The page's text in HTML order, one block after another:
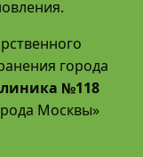
города
№118
Москвы»